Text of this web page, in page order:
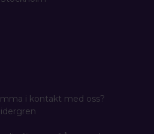
i kontakt med oss?